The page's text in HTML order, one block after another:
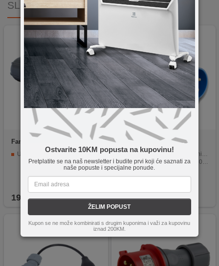
Ostvarite 10KM popusta na kupovinu!
Pretplatite se na naš newsletter i budite prvi koji će saznati za
naše popuste i specijalne ponude.
ŽELIM POPUST
Kupon se ne može kombinirati s drugim kuponima i važi za kupovinu
iznad 200KM.
SLIČNI PROIZVODI
Famatel
Utikač 16A, 220-240V, 3 polni (3P+T)
19,90KM
Famatel 13200
Utikač, 16A/220÷240, 3 Polni (2P+E), IP44
220÷240VAC, Frekvencija 50-60Hz
PIN lokacija 6H
Plava boja
5,50KM